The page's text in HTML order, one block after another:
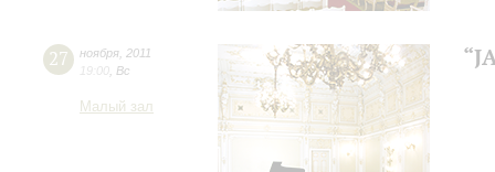
27 ноября 2011
19:00
Вс
Малый зал